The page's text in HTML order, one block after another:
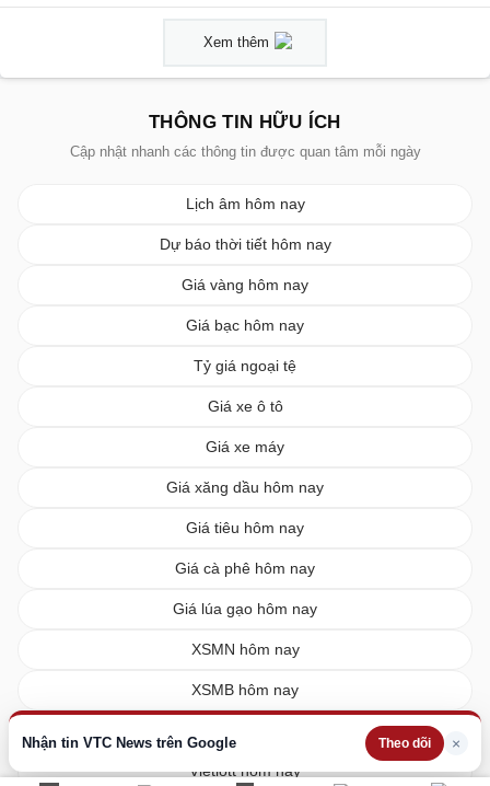
Nhận tin VTC News trên Google Theo dõi ×
Xem thêm
THÔNG TIN HỮU ÍCH
Cập nhật nhanh các thông tin được quan tâm mỗi ngày
Lịch âm hôm nay
Dự báo thời tiết hôm nay
Giá vàng hôm nay
Giá bạc hôm nay
Tỷ giá ngoại tệ
Giá xe ô tô
Giá xe máy
Giá xăng dầu hôm nay
Giá tiêu hôm nay
Giá cà phê hôm nay
Giá lúa gạo hôm nay
XSMN hôm nay
XSMB hôm nay
Vietlott hôm nay